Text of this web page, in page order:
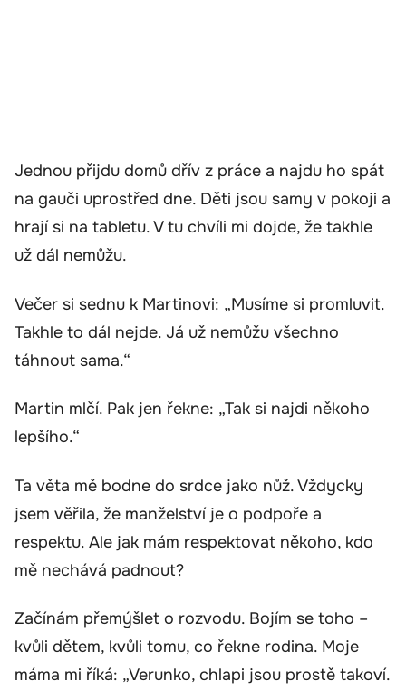
Jednou přijdu domů dřív z práce a najdu ho spát
na gauči uprostřed dne. Děti jsou samy v pokoji a
hrají si na tabletu. V tu chvíli mi dojde, že takhle
už dál nemůžu.
Večer si sednu k Martinovi: „Musíme si promluvit.
Takhle to dál nejde. Já už nemůžu všechno
táhnout sama.“
Martin mlčí. Pak jen řekne: „Tak si najdi někoho
lepšího.“
Ta věta mě bodne do srdce jako nůž. Vždycky
jsem věřila, že manželství je o podpoře a
respektu. Ale jak mám respektovat někoho, kdo
mě nechává padnout?
Začínám přemýšlet o rozvodu. Bojím se toho –
kvůli dětem, kvůli tomu, co řekne rodina. Moje
máma mi říká: „Verunko, chlapi jsou prostě takoví.